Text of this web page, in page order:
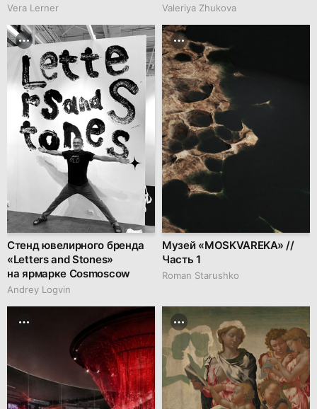
Vera Lerner Valeriya Zhukova
Стенд ювелирного бренда
«Letters and Stones»
на ярмарке Cosmoscow
Andrey Logvin
Музей «MOSKVAREKA» //
Часть 1
Roman Starushko